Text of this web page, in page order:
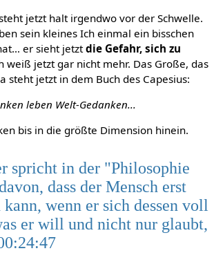
jetzt halt irgendwo vor der Schwelle.
sein kleines Ich einmal ein bisschen
er sieht jetztdie Gefahr, sich zu
weiß jetzt gar nicht mehr. Das Große, das
steht jetzt in dem Buch des Capesius:
leben Welt-Gedanken...
bis in die größte Dimension hinein.
spricht in der "Philosophie
dass der Mensch erst
wenn er sich dessen voll
er will und nicht nur glaubt,